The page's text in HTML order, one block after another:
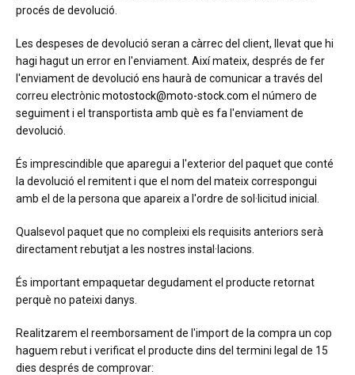
procés de devolució.
Les despeses de devolució seran a càrrec del client, llevat que hi
hagi hagut un error en l'enviament. Així mateix, després de fer
l'enviament de devolució ens haurà de comunicar a través del
correu electrònicmotostock@moto-stock.com el número de
seguiment i el transportista amb què es fa l'enviament de
devolució.
És imprescindible que aparegui a l'exterior del paquet que conté
la devolució el remitent i que el nom del mateix correspongui
amb el de la persona que apareix a l'ordre de sol·licitud inicial.
Qualsevol paquet que no compleixi els requisits anteriors serà
directament rebutjat a les nostres instal·lacions.
És important empaquetar degudament el producte retornat
perquè no pateixi danys.
Realitzarem el reemborsament de l'import de la compra un cop
haguem rebut i verificat el producte dins del termini legal de 15
dies després de comprovar: